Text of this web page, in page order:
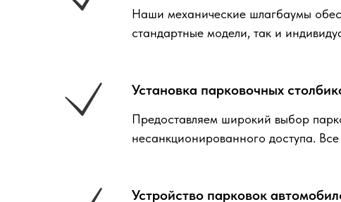
Наши механические шлагбаумы
стандартные модели, так и
Установка парковочных
Предоставляем широкий выбор
несанкционированного доступа.
Устройство парковок